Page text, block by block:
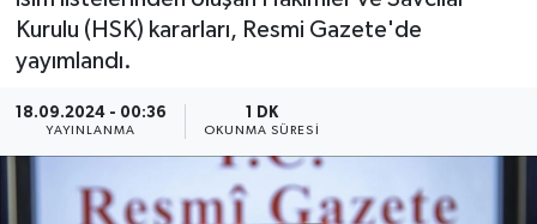
Kurulu (HSK) kararları, Resmi Gazete'de
yayımlandı.
18.09.2024 - 00:36
YAYINLANMA
1 DK
OKUNMA SÜRESI
Ankara Müftülüğü
Ardahan Müftülüğü
Artvin Müftülüğü
Dualar
Kudüs
Kurban
Diyanet Dergi
Hutbeler
DİYANET AKADEMİ
Son Dakika Haberleri